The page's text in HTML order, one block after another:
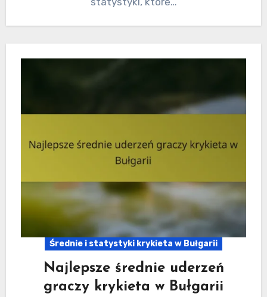
Średnie i statystyki krykieta w Bułgarii
Najlepsze średnie uderzeń
graczy krykieta w Bułgarii